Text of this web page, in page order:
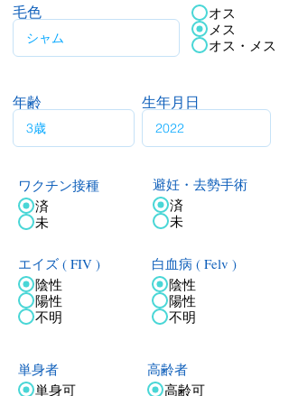
毛色
オス
メス
オス・メス
年齢 生年月日
ワクチン接種
済
未
エイズ ( FIV )
陰性
陽性
不明
避妊・去勢手術
済
未
白血病 ( Felv )
陰性
陽性
不明
単身者
単身可
高齢者
高齢可